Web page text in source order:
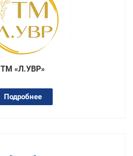
ТМ «Л.УВР»
Подробнее